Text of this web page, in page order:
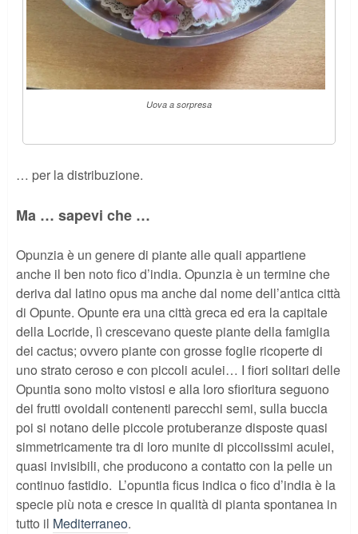
Uova a sorpresa
… per la distribuzione.
Ma … sapevi che …
Opunzia è un genere di piante alle quali appartiene
anche il ben noto fico d’india. Opunzia è un termine che
deriva dal latino opus ma anche dal nome dell’antica città
di Opunte. Opunte era una città greca ed era la capitale
della Locride, lì crescevano queste piante della famiglia
dei cactus; ovvero piante con grosse foglie ricoperte di
uno strato ceroso e con piccoli aculei… I fiori solitari delle
Opuntia sono molto vistosi e alla loro sfioritura seguono
dei frutti ovoidali contenenti parecchi semi, sulla buccia
poi si notano delle piccole protuberanze disposte quasi
simmetricamente tra di loro munite di piccolissimi aculei,
quasi invisibili, che producono a contatto con la pelle un
continuo fastidio. L’opuntia ficus indica o fico d’india è la
specie più nota e cresce in qualità di pianta spontanea in
tutto il Mediterraneo.